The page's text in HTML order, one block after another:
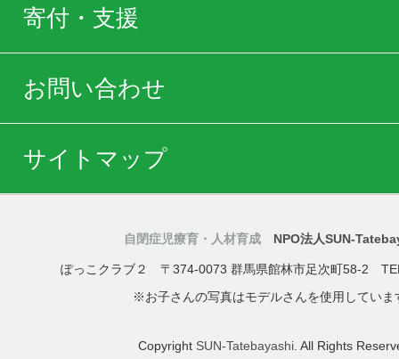
寄付・支援
お問い合わせ
サイトマップ
自閉症児療育・人材育成 NPO法人SUN-
ぽっこクラブ２ 〒374-0073 群馬県館林市足次町58-2
※お子さんの写真はモデルさんを使用していま
Copyright SUN-Tatebayashi . All Rights